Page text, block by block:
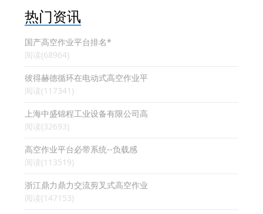
热门资讯
国产高空作业平台排名*
阅读(68964)
彼得赫德循环在电动式高空作业平
阅读(117341)
上海中盛锦程工业设备有限公司高
阅读(32693)
高空作业平台必带系统--负载感
阅读(113519)
浙江鼎力鼎力交流剪叉式高空作业
阅读(147153)